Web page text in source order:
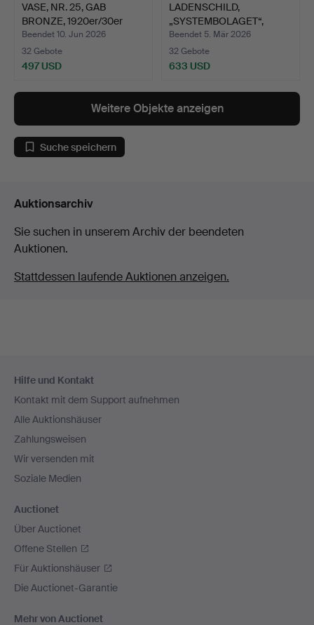
VASE, NR. 25, GAB
BRONZE, 1920er/30er
JAHR…
Beendet 10. Jun 2026
32 Gebote
497 USD
LADENSCHILD,
„SYSTEMBOLAGET“,
ERSTE HÄLFTE…
Beendet 5. Mär 2026
32 Gebote
633 USD
Weitere Objekte anzeigen
Suche speichern
Auktionsarchiv
Sie suchen in unserem Archiv der beendeten
Auktionen.
Stattdessen laufende Auktionen anzeigen.
Navigation
Hilfe und Kontakt
Kontakt mit dem Support aufnehmen
Alle Auktionshäuser
Zahlungsweisen
Wir versenden mit
Soziale Medien
Auctionet
Über Auctionet
Offene Stellen
Für Auktionshäuser
Die Auctionet-Garantie
Mehr von Auctionet